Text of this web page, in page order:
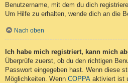
Benutzername, mit dem du dich
Um Hilfe zu erhalten, wende dich an die
Nach oben
Ich habe mich registriert, kann mich
Überprüfe zuerst, ob du den richtigen
Passwort eingegeben hast. Wenn diese
Möglichkeiten. Wenn COPPA aktiviert ist